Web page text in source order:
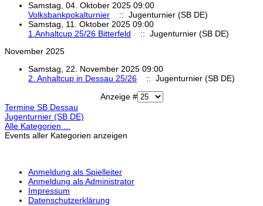
Samstag, 04. Oktober 2025 09:00
Volksbankpokalturnier
:: Jugenturnier (SB DE)
Samstag, 11. Oktober 2025 09:00
1.Anhaltcup 25/26 Bitterfeld
:: Jugenturnier (SB DE)
November 2025
Samstag, 22. November 2025 09:00
2. Anhaltcup in Dessau 25/26
:: Jugenturnier (SB DE)
Limite der PaginierungslisteAnzeige #
Termine SB Dessau
Jugenturnier (SB DE)
Alle Kategorien ...
Events aller Kategorien anzeigen
Anmeldung als Spielleiter
Anmeldung als Administrator
Impressum
Datenschutzerklärung